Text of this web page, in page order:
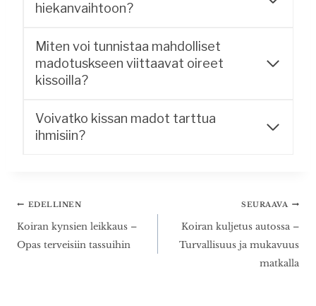
hiekanvaihtoon?
Miten voi tunnistaa mahdolliset
madotuskseen viittaavat oireet
kissoilla?
Voivatko kissan madot tarttua
ihmisiin?
Artikkelien
selaus
EDELLINEN
Koiran kynsien leikkaus –
Opas terveisiin tassuihin
SEURAAVA
Koiran kuljetus autossa –
Turvallisuus ja mukavuus
matkalla